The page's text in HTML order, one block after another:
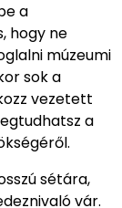
a
hogy ne
múzeumi
sok a
vezetett
a
sétára,
vár.